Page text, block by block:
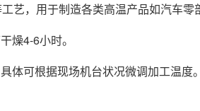
艺，用于制造各类高温产品如汽车
燥4-6小时。
体可根据现场机台状况微调加工温度。